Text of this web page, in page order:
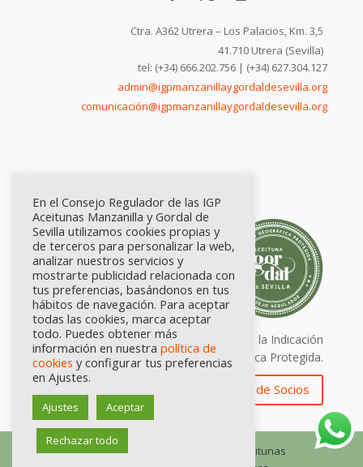
Ctra. A362 Utrera – Los Palacios, Km. 3,5
41.710 Utrera (Sevilla)
tel: (+34) 666.202.756 | (+34) 627.304.127
admin@igpmanzanillaygordaldesevilla.org
comunicación@igpmanzanillaygordaldesevilla.org
Calidad certificada por Origen. Sellos de la Indicación
Geográfica Protegida.
Zona de Socios
© Consejo Regulador de las IGP Aceitunas
En el Consejo Regulador de las IGP
Aceitunas Manzanilla y Gordal de
Sevilla utilizamos cookies propias y
de terceros para personalizar la web,
analizar nuestros servicios y
mostrarte publicidad relacionada con
tus preferencias, basándonos en tus
hábitos de navegación. Para aceptar
todas las cookies, marca aceptar
todo. Puedes obtener más
información en nuestra política de
cookies y configurar tus preferencias
en Ajustes.
Ajustes Aceptar
Rechazar todo